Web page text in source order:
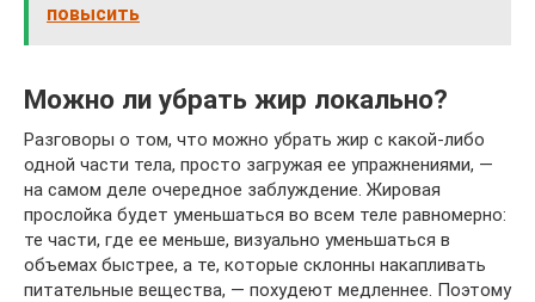
повысить
Можно ли убрать жир локально?
Разговоры о том, что можно убрать жир с какой-либо
одной части тела, просто загружая ее упражнениями, —
на самом деле очередное заблуждение. Жировая
прослойка будет уменьшаться во всем теле равномерно:
те части, где ее меньше, визуально уменьшаться в
объемах быстрее, а те, которые склонны накапливать
питательные вещества, — похудеют медленнее. Поэтому